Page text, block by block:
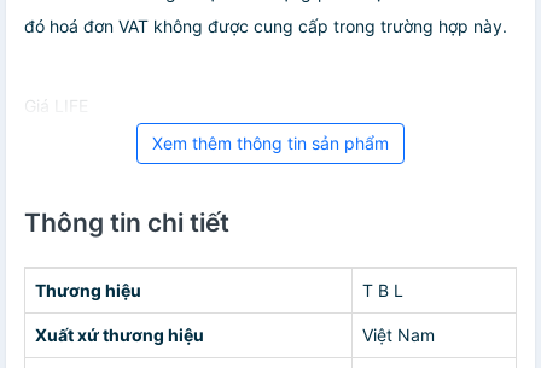
đó hoá đơn VAT không được cung cấp trong trường hợp này.
Giá LIFE
Xem thêm thông tin sản phẩm
Thông tin chi tiết
Thương hiệu T B L
Xuất xứ thương hiệu Việt Nam